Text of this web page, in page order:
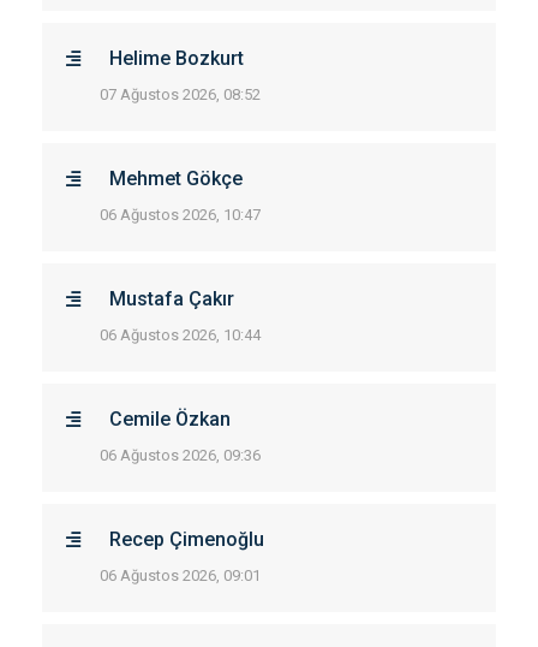
Helime Bozkurt
07 Ağustos 2026, 08:52
Mehmet Gökçe
06 Ağustos 2026, 10:47
Mustafa Çakır
06 Ağustos 2026, 10:44
Cemile Özkan
06 Ağustos 2026, 09:36
Recep Çimenoğlu
06 Ağustos 2026, 09:01